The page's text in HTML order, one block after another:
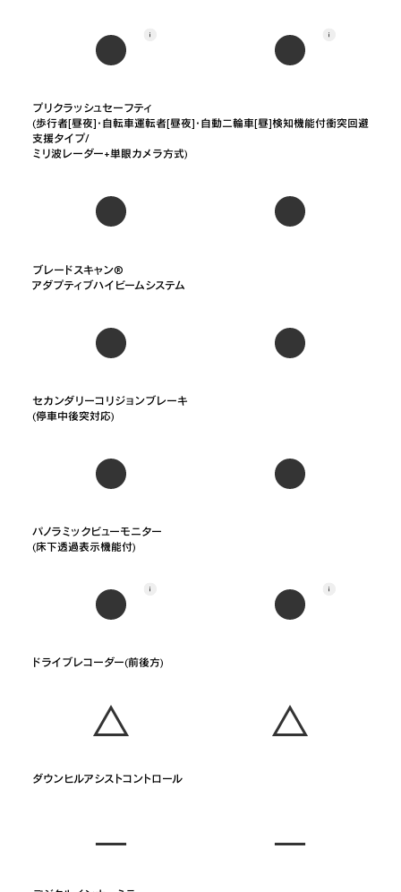
プリクラッシュセーフティ
(歩行者[昼夜]・自転車運転者[昼夜]・自動二輪車[昼]検知機能付衝突回避
支援タイプ/
ミリ波レーダー+単眼カメラ方式)
ブレードスキャン®
アダプティブハイビームシステム
セカンダリーコリジョンブレーキ
(停車中後突対応)
パノラミックビューモニター
(床下透過表示機能付)
ドライブレコーダー(前後方)
ダウンヒルアシストコントロール